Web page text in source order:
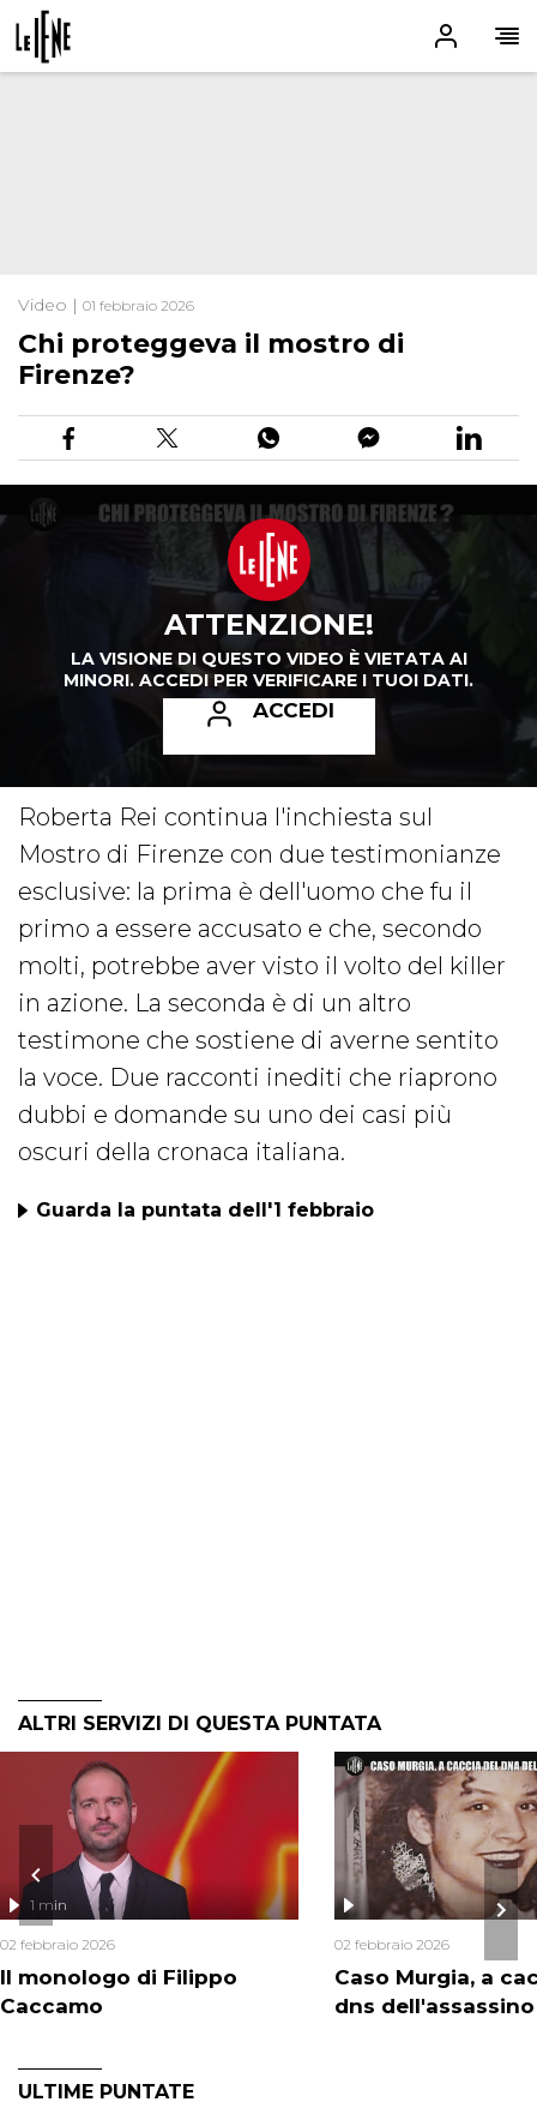
Video | 01 febbraio 2026
Chi proteggeva il mostro di
Firenze?
ATTENZIONE!
LA VISIONE DI QUESTO VIDEO È VIETATA AI
MINORI. ACCEDI PER VERIFICARE I TUOI DATI.
ACCEDI
Roberta Rei continua l'inchiesta sul
Mostro di Firenze con due testimonianze
esclusive: la prima è dell'uomo che fu il
primo a essere accusato e che, secondo
molti, potrebbe aver visto il volto del killer
in azione. La seconda è di un altro
testimone che sostiene di averne sentito
la voce. Due racconti inediti che riaprono
dubbi e domande su uno dei casi più
oscuri della cronaca italiana.
Guarda la puntata dell'1 febbraio
ALTRI SERVIZI DI QUESTA PUNTATA
Il monologo di Filippo
Caccamo
1 min
02 febbraio 2026
Caso Murgia, a
dns dell'assassino
02 febbraio 2026
ULTIME PUNTATE